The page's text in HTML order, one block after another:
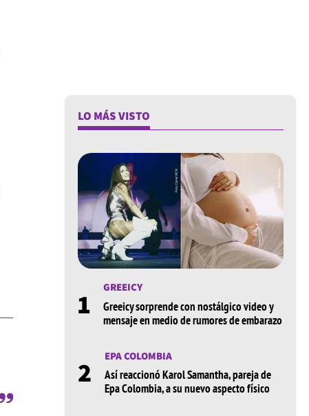
LO MÁS VISTO
1
GREEICY
Greeicy sorprende con nostálgico video y
mensaje en medio de rumores de embarazo
2
EPA COLOMBIA
Así reaccionó Karol Samantha, pareja de
Epa Colombia, a su nuevo aspecto físico